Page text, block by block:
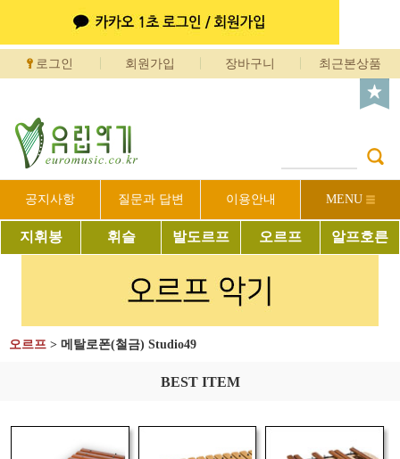
로그인 회원가입 장바구니 최근본상품
공지사항 질문과 답변 이용안내 MENU
지휘봉 휘슬 발도르프 오르프 알프호른
오르프 > 메탈로폰(철금) Studio49
BEST ITEM